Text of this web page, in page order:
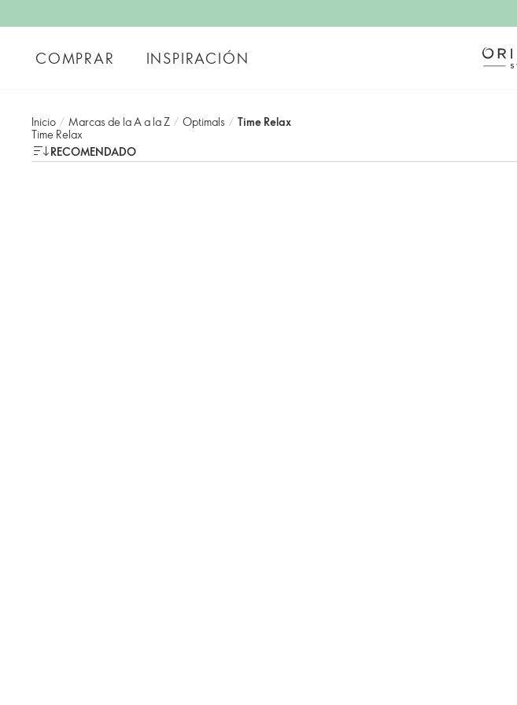
COMPRAR INSPIRACIÓN
Inicio / Marcas de la A a la Z / Optimals / Time Relax
Time Relax
RECOMENDADO